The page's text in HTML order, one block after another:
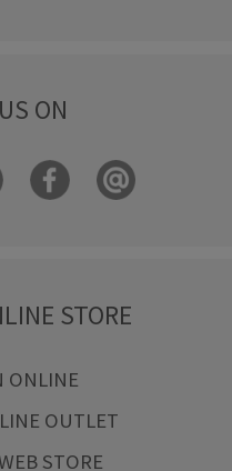
ON
STORE
ONLINE
OUTLET
STORE